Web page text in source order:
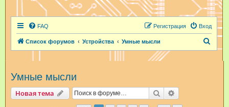
FAQ Вход
Регистрация
Список форумов Устройства Умные мысли
Умные мысли
Новая тема Поиск